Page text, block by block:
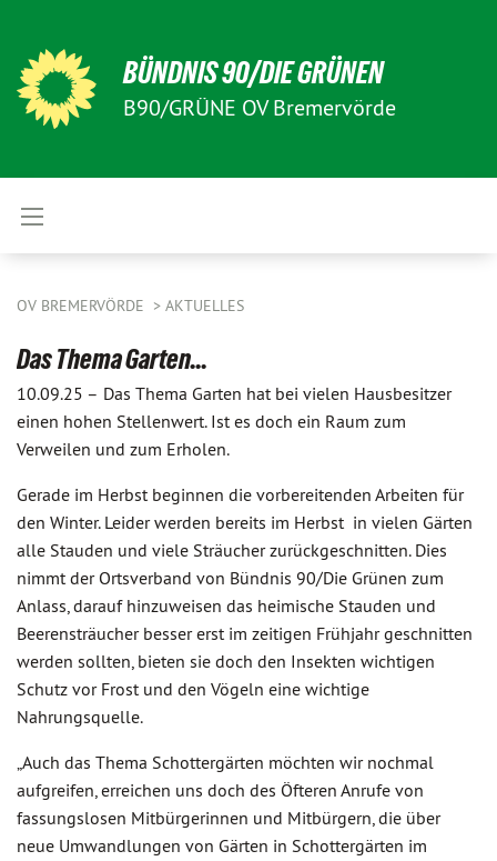
BÜNDNIS 90/DIE GRÜNEN
B90/GRÜNE OV Bremervörde
OV BREMERVÖRDE AKTUELLES
Das Thema Garten...
10.09.25 – Das Thema Garten hat bei vielen Hausbesitzer
einen hohen Stellenwert. Ist es doch ein Raum zum
Verweilen und zum Erholen.
Gerade im Herbst beginnen die vorbereitenden Arbeiten für
den Winter. Leider werden bereits im Herbst in vielen Gärten
alle Stauden und viele Sträucher zurückgeschnitten. Dies
nimmt der Ortsverband von Bündnis 90/Die Grünen zum
Anlass, darauf hinzuweisen das heimische Stauden und
Beerensträucher besser erst im zeitigen Frühjahr geschnitten
werden sollten, bieten sie doch den Insekten wichtigen
Schutz vor Frost und den Vögeln eine wichtige
Nahrungsquelle.
„Auch das Thema Schottergärten möchten wir nochmal
aufgreifen, erreichen uns doch des Öfteren Anrufe von
fassungslosen Mitbürgerinnen und Mitbürgern, die über
neue Umwandlungen von Gärten in Schottergärten im